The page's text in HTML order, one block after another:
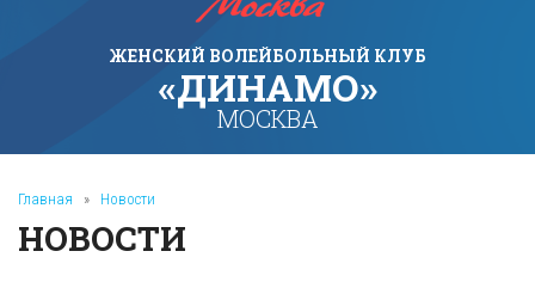
ЖЕНСКИЙ ВОЛЕЙБОЛЬНЫЙ КЛУБ
«ДИНАМО»
МОСКВА
Главная » Новости
НОВОСТИ